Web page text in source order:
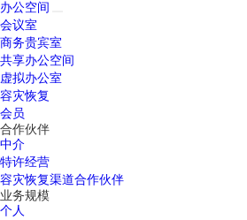
办公空间
会议室
商务贵宾室
共享办公空间
虚拟办公室
容灾恢复
会员
合作伙伴
中介
特许经营
容灾恢复渠道合作伙伴
业务规模
个人